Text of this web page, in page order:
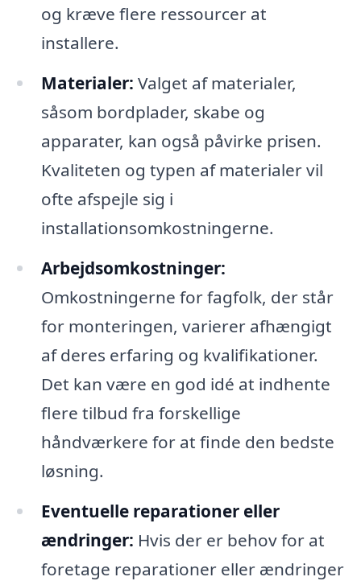
og kræve flere ressourcer at
installere.
Materialer: Valget af materialer,
såsom bordplader, skabe og
apparater, kan også påvirke prisen.
Kvaliteten og typen af materialer vil
ofte afspejle sig i
installationsomkostningerne.
Arbejdsomkostninger:
Omkostningerne for fagfolk, der står
for monteringen, varierer afhængigt
af deres erfaring og kvalifikationer.
Det kan være en god idé at indhente
flere tilbud fra forskellige
håndværkere for at finde den bedste
løsning.
Eventuelle reparationer eller
ændringer: Hvis der er behov for at
foretage reparationer eller ændringer